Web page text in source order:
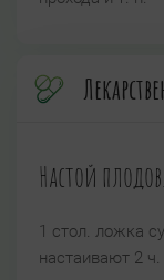
Настой плодов.
1 стол. ложка
настаивают 2